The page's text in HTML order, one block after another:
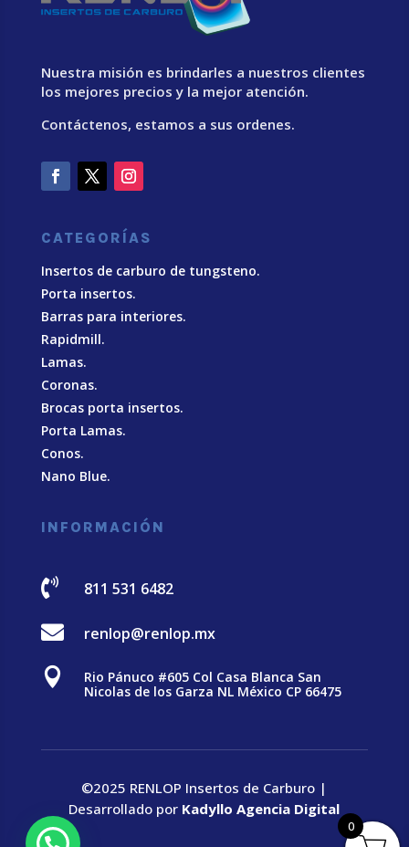
Nuestra misión es brindarles a nuestros clientes
los mejores precios y la mejor atención.
Contáctenos, estamos a sus ordenes.
CATEGORÍAS
Insertos de carburo de tungsteno.
Porta insertos.
Barras para interiores.
Rapidmill.
Lamas.
Coronas.
Brocas porta insertos.
Porta Lamas.
Conos.
Nano Blue.
INFORMACIÓN
 811 531 6482
 renlop@renlop.mx

Rio Pánuco #605 Col Casa Blanca San
Nicolas de los Garza NL México CP 66475
©2025 RENLOP Insertos de Carburo |
Desarrollado por Kadyllo Agencia Digital
0